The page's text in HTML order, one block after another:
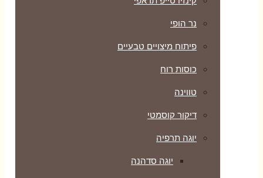
נר הופי
פיתוח מיצויים טבעיים
כוסות רוח
טווינה
דיקור קוסמטי
יוגה תרפיה
יוגה סדהנה